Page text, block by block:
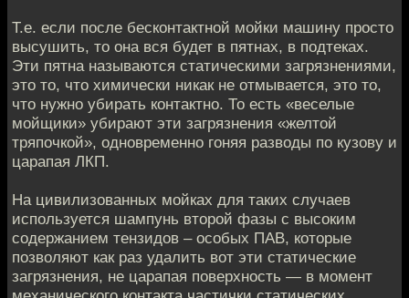
Т.е. если после бесконтактной мойки машину просто
высушить, то она вся будет в пятнах, в подтеках.
Эти пятна называются статическими загрязнениями,
это то, что химически никак не отмывается, это то,
что нужно убирать контактно. То есть «веселые
мойщики» убирают эти загрязнения «желтой
тряпочкой», одновременно гоняя разводы по кузову и
царапая ЛКП.
На цивилизованных мойках для таких случаев
используется шампунь второй фазы с высоким
содержанием тензидов – особых ПАВ, которые
позволяют как раз удалить вот эти статические
загрязнения, не царапая поверхность — в момент